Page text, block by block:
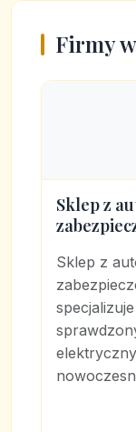
Firmy
Sklep z
Sklep z